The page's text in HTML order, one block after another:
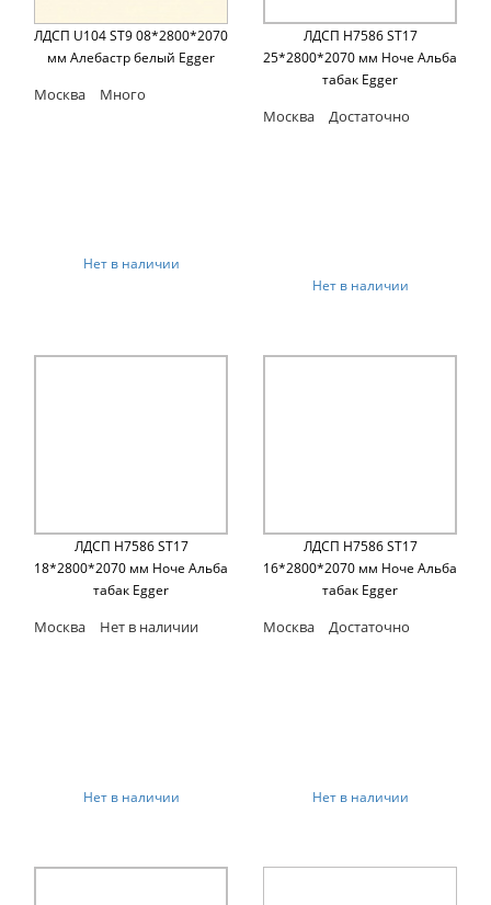
ЛДСП U104 ST9 08*2800*2070
мм Алебастр белый Egger
Москва Много
Нет в наличии
ЛДСП H7586 ST17
25*2800*2070 мм Ноче Альба
табак Egger
Москва Достаточно
Нет в наличии
ЛДСП H7586 ST17
18*2800*2070 мм Ноче Альба
табак Egger
Москва Нет в наличии
Нет в наличии
ЛДСП H7586 ST17
16*2800*2070 мм Ноче Альба
табак Egger
Москва Достаточно
Нет в наличии